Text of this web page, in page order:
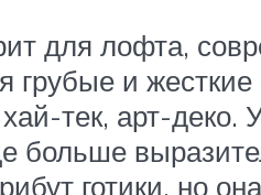
для лофта,
грубые и
тек, арт-деко.
больше
готики, но